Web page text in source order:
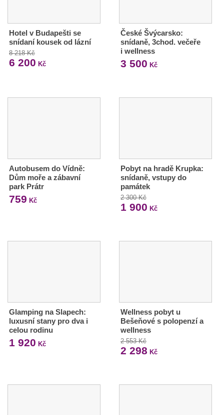
Hotel v Budapešti se
snídaní kousek od lázní
8 218 Kč
6 200 Kč
České Švýcarsko:
snídaně, 3chod. večeře
i wellness
3 500 Kč
Autobusem do Vídně:
Dům moře a zábavní
park Prátr
759 Kč
Pobyt na hradě Krupka:
snídaně, vstupy do
památek
2 300 Kč
1 900 Kč
Glamping na Slapech:
luxusní stany pro dva i
celou rodinu
1 920 Kč
Wellness pobyt u
Bešeňové s polopenzí a
wellness
2 553 Kč
2 298 Kč